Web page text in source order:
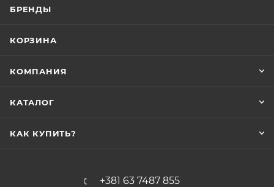
БРЕНДЫ
КОРЗИНА
КОМПАНИЯ
КАТАЛОГ
КАК КУПИТЬ?
+381 63 7487 855